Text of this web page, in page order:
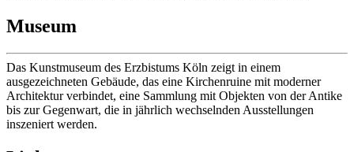
Museum
Das Kunstmuseum des Erzbistums Köln zeigt in einem
ausgezeichneten Gebäude, das eine Kirchenruine mit moderner
Architektur verbindet, eine Sammlung mit Objekten von der Antike
bis zur Gegenwart, die in jährlich wechselnden Ausstellungen
inszeniert werden.